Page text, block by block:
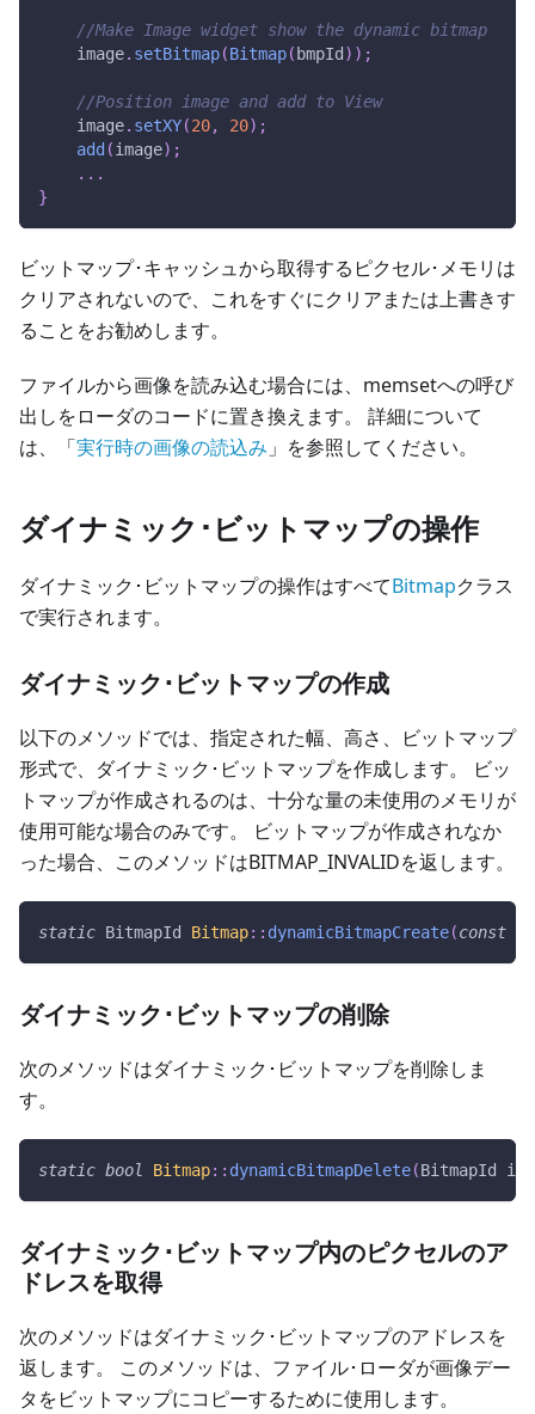
//Make Image widget show the dynamic bitmap
    image
. setBitmap(Bitmap( bmpId ) ) ;
//Position image and add to View
    image
. setXY(20, 20) ;
add (image) ;
. . .
}
ビットマップ･キャッシュから取得するピクセル･メモリは
クリアされないので、これをすぐにクリアまたは上書きす
ることをお勧めします。
ファイルから画像を読み込む場合には、memsetへの呼び
出しをローダのコードに置き換えます。 詳細について
は、「実行時の画像の読込み 」を参照してください。
ダイナミック･ビットマップの操作
ダイナミック･ビットマップの操作はすべてBitmapクラス
で実行されます。
ダイナミック･ビットマップの作成
以下のメソッドでは、指定された幅、高さ、ビットマップ
形式で、ダイナミック･ビットマップを作成します。 ビッ
トマップが作成されるのは、十分な量の未使用のメモリが
使用可能な場合のみです。 ビットマップが作成されなか
った場合、このメソッドはBITMAP_INVALIDを返します。
static BitmapId Bitmap:: dynamicBitmapCreate(const
ダイナミック･ビットマップの削除
次のメソッドはダイナミック･ビットマップを削除しま
す。
static bool Bitmap:: dynamicBitmapDelete(BitmapId id
ダイナミック･ビットマップ内のピクセルのア
ドレスを取得
次のメソッドはダイナミック･ビットマップのアドレスを
返します。 このメソッドは、ファイル･ローダが画像デー
タをビットマップにコピーするために使用します。